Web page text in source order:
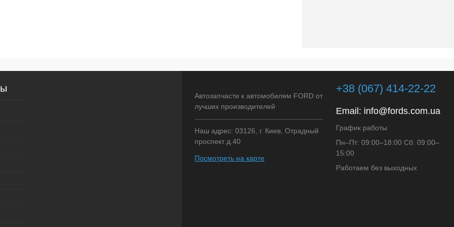
Автозапчасти к автомобилям FORD от
лучших производителей
Наш адрес: 03126, г. Киев, Отрадный
проспект д.40
Посмотреть на карте
+38 (067) 414-22-22
Email: info@fords.com.ua
График работы
Пн–Пт: 09:00–18:00 Сб: 09:00–
15:00
Работаем без выходных